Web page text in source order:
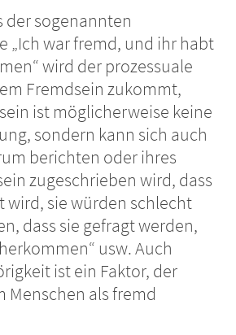
der sogenannten
„Ich war fremd, und ihr habt
wird der prozessuale
Fremdsein zukommt,
ist möglicherweise keine
sondern kann sich auch
berichten oder ihres
zugeschrieben wird, dass
sie würden schlecht
dass sie gefragt werden,
usw. Auch
ist ein Faktor, der
Menschen als fremd